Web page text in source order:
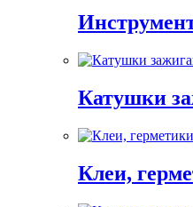
Катушки
Клеи,